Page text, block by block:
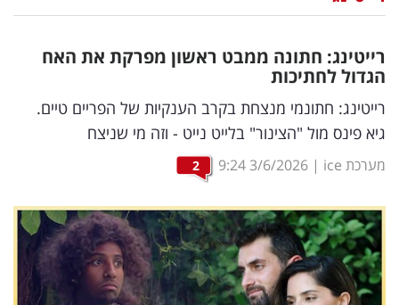
דיגיטל
וטק
שיווק
ופרסום
משפט
מדדים
ומחקרים
רייטינג: חתונה ממבט ראשון מפרקת את האח
הגדול לחתיכות
רייטינג: חתונמי מנצחת בקרב הענקיות של הפריים טיים.
גיא פינס מול "הצינור" בלייט נייט - וזה מי שניצח
מערכת ice |
3/6/2026
9:24
2